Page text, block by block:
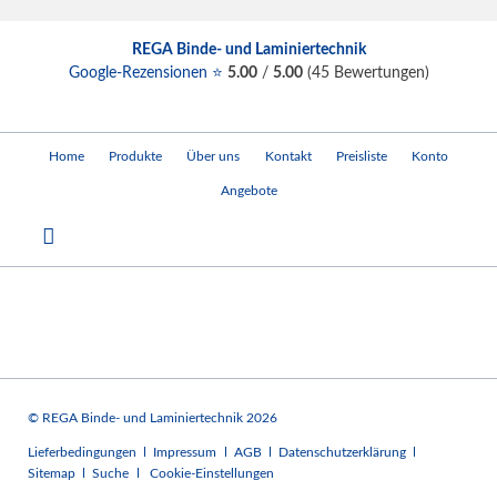
Home Produkte Über uns Kontakt Preisliste Konto
Angebote
REGA Binde- und Laminiertechnik
Google-Rezensionen ⭐ 5.00/ 5.00(45Bewertungen)
© REGA Binde- und Laminiertechnik 2026
Navigation
überspringen
Lieferbedingungen Impressum AGB
Datenschutzerklärung
Sitemap
Suche Cookie-Einstellungen